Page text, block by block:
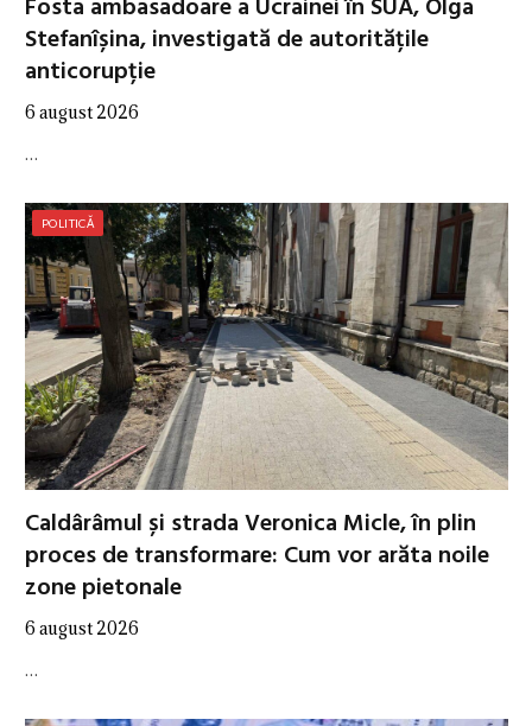
Fosta ambasadoare a Ucrainei în SUA, Olga
Stefanîșina, investigată de autoritățile
anticorupție
6 august 2026
…
POLITICĂ
Caldârâmul și strada Veronica Micle, în plin
proces de transformare: Cum vor arăta noile
zone pietonale
6 august 2026
…